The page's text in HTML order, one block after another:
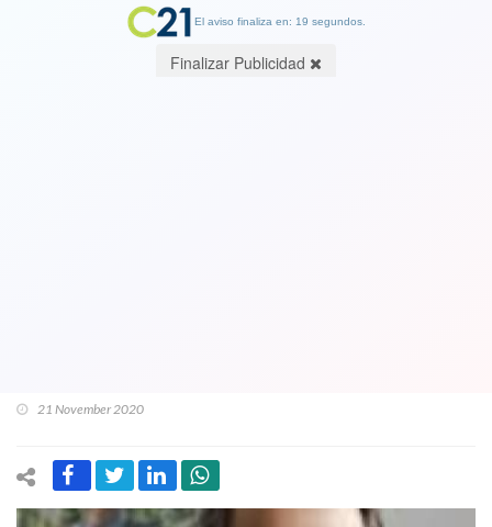
21 November 2020
El aviso finaliza en: 19 segundos.
Finalizar Publicidad